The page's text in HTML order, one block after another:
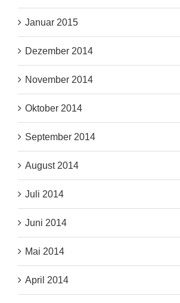
Januar 2015
Dezember 2014
November 2014
Oktober 2014
September 2014
August 2014
Juli 2014
Juni 2014
Mai 2014
April 2014